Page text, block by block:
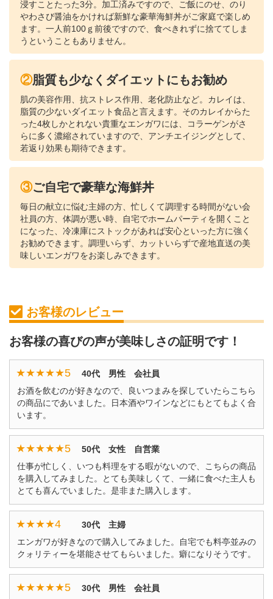
浸すことたった3分。加工済みですので、ご飯にのせ、のり
やわさび醤油をかければ新鮮な豪華海鮮丼がご家庭で楽しめ
ます。一人前100ｇ前後ですので、食べきれずに捨ててしま
うということもありません。
②脂質も少なくダイエットにもお勧め
肌の美容作用、抗ストレス作用、老化防止など。カレイは、
脂質の少ないダイエット食品と言えます。そのカレイからた
った4枚しかとれない貴重なエンガワには、コラーゲンがさ
らに多く濃縮されていますので、アンチエイジングとして、
若返り効果も期待できます。
③ご自宅で豪華な海鮮丼
毎日の献立に悩む主婦の方、忙しくて調理する時間がない会
社員の方、体調が悪い時、自宅でホームパーティを開くこと
になった、冷凍庫にストックがあれば安心といった方に強く
お勧めできます。調理いらず、カットいらずで産地直送の美
味しいエンガワをお楽しみできます。
お客様のレビュー
お客様の喜びの声が美味しさの証明です！
★★★★★5
40代 男性 会社員
お酒を飲むのが好きなので、良いつまみを探していたらこちら
の商品にであいました。日本酒やワインなどにもとてもよく合
います。
★★★★★5
50代 女性 自営業
仕事が忙しく、いつも料理をする暇がないので、こちらの商品
を購入してみました。とても美味しくて、一緒に食べた主人も
とても喜んでいました。是非また購入します。
★★★★4
30代 主婦
エンガワが好きなので購入してみました。自宅でも料亭並みの
クォリティーを堪能させてもらいました。癖になりそうです。
★★★★★5
30代 男性 会社員